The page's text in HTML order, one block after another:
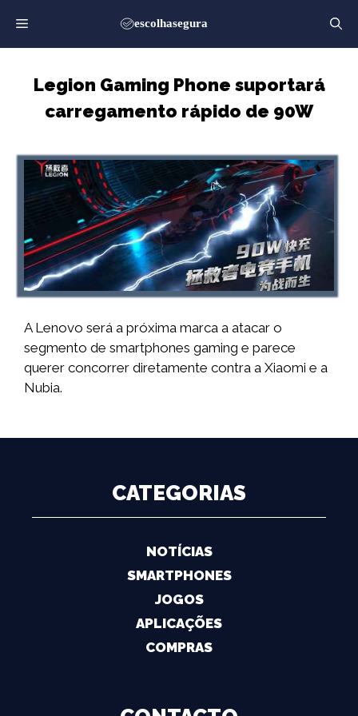
para
o
Legion Gaming Phone suportará
carregamento rápido de 90W
A Lenovo será a próxima marca a atacar o
segmento de smartphones gaming e parece
querer concorrer diretamente contra a Xiaomi e a
Nubia.
CATEGORIAS
NOTÍCIAS
SMARTPHONES
JOGOS
APLICAÇÕES
COMPRAS